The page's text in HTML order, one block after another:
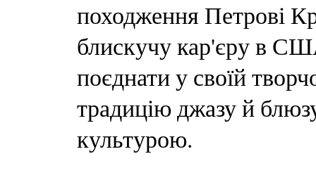
походження Петрові
блискучу кар'єру в
поєднати у своїй
традицію джазу й
культурою.